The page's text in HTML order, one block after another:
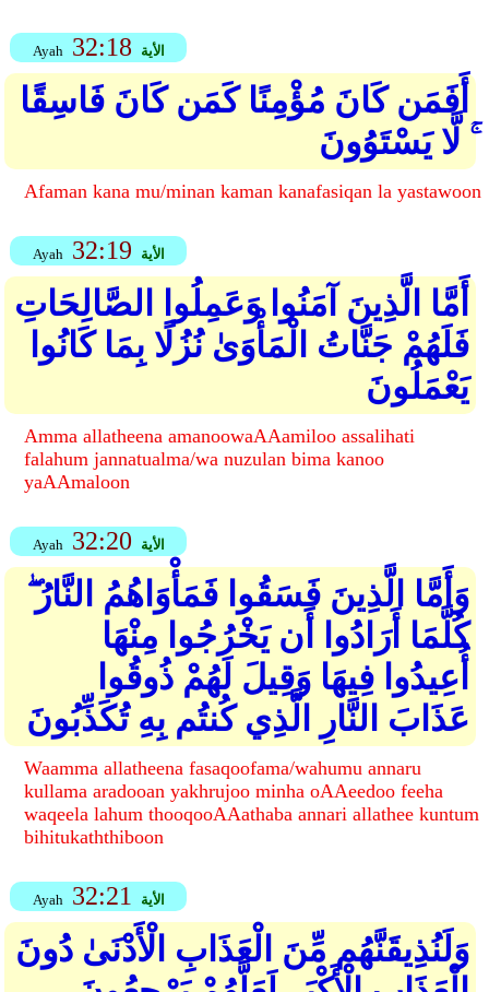
Ayah 32:18 الأية
أَفَمَن كَانَ مُؤْمِنًا كَمَن كَانَ فَاسِقًا
ۚ لَّا يَسْتَوُونَ
Afaman kana mu/minan kaman kanafasiqan la yastawoon
Ayah 32:19 الأية
أَمَّا الَّذِينَ آمَنُوا وَعَمِلُوا الصَّالِحَاتِ
فَلَهُمْ جَنَّاتُ الْمَأْوَىٰ نُزُلًا بِمَا كَانُوا
يَعْمَلُونَ
Amma allatheena amanoowaAAamiloo assalihati
falahum jannatualma/wa nuzulan bima kanoo
yaAAmaloon
Ayah 32:20 الأية
وَأَمَّا الَّذِينَ فَسَقُوا فَمَأْوَاهُمُ النَّارُ ۖ
كُلَّمَا أَرَادُوا أَن يَخْرُجُوا مِنْهَا
أُعِيدُوا فِيهَا وَقِيلَ لَهُمْ ذُوقُوا
عَذَابَ النَّارِ الَّذِي كُنتُم بِهِ تُكَذِّبُونَ
Waamma allatheena fasaqoofama/wahumu annaru
kullama aradooan yakhrujoo minha oAAeedoo feeha
waqeela lahum thooqooAAathaba annari allathee kuntum
bihitukaththiboon
Ayah 32:21 الأية
وَلَنُذِيقَنَّهُم مِّنَ الْعَذَابِ الْأَدْنَىٰ دُونَ